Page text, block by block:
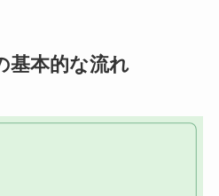
基本的な流れ